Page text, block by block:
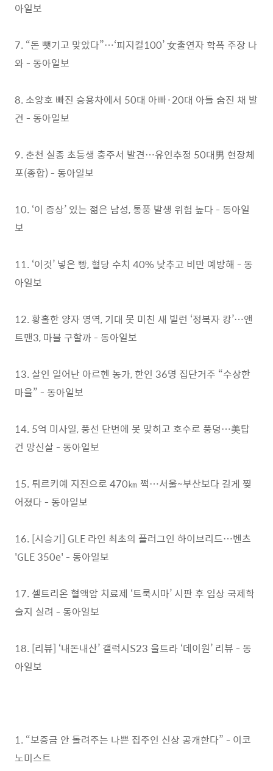
아일보
7. “돈 뺏기고 맞았다”…‘피지컬100’ 女출연자 학폭 주장 나
와 - 동아일보
8. 소양호 빠진 승용차에서 50대 아빠·20대 아들 숨진 채 발
견 - 동아일보
9. 춘천 실종 초등생 충주서 발견…유인추정 50대男 현장체
포(종합) - 동아일보
10. ‘이 증상’ 있는 젊은 남성, 통풍 발생 위험 높다 - 동아일
보
11. ‘이것’ 넣은 빵, 혈당 수치 40% 낮추고 비만 예방해 - 동
아일보
12. 황홀한 양자 영역, 기대 못 미친 새 빌런 ‘정복자 캉’…앤
트맨3, 마블 구할까 - 동아일보
13. 살인 일어난 아르헨 농가, 한인 36명 집단거주 “수상한
마을” - 동아일보
14. 5억 미사일, 풍선 단번에 못 맞히고 호수로 풍덩…美탑
건 망신살 - 동아일보
15. 튀르키예 지진으로 470㎞ 쩍…서울~부산보다 길게 찢
어졌다 - 동아일보
16. [시승기] GLE 라인 최초의 플러그인 하이브리드…벤츠
'GLE 350e' - 동아일보
17. 셀트리온 혈액암 치료제 ‘트룩시마’ 시판 후 임상 국제학
술지 실려 - 동아일보
18. [리뷰] ‘내돈내산’ 갤럭시S23 울트라 ‘데이원’ 리뷰 - 동
아일보
1. “보증금 안 돌려주는 나쁜 집주인 신상 공개한다” - 이코
노미스트